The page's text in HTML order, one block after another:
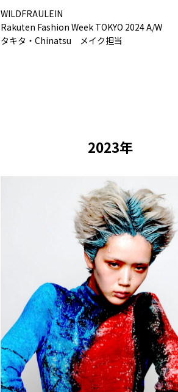
WILDFRAULEIN
Rakuten Fashion Week TOKYO 2024 A/W
タキタ・Chinatsu メイク担当
2023年